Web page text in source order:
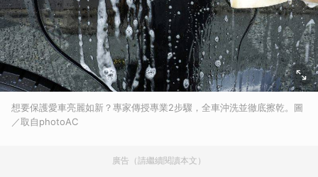
想要保護愛車亮麗如新？專家傳授專業2步驟，全車沖洗並徹底擦乾。圖
／取自photoAC
廣告（請繼續閱讀本文）